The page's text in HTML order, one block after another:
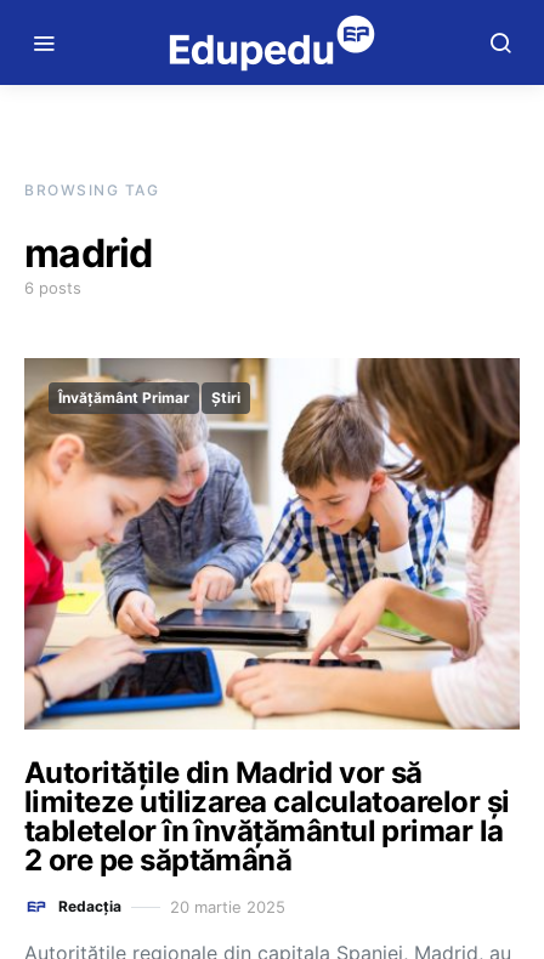
BROWSING TAG
madrid
6 posts
Învățământ Primar Știri
Autoritățile din Madrid vor să
limiteze utilizarea calculatoarelor și
tabletelor în învățământul primar la
2 ore pe săptămână
Redacția 20 martie 2025
Autoritățile regionale din capitala Spaniei, Madrid, au